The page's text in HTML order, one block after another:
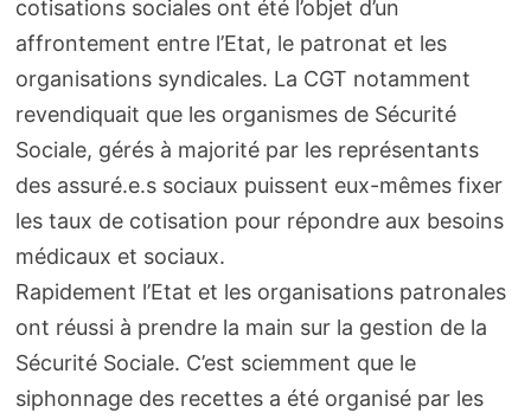
cotisations sociales ont été l’objet d’un
affrontement entre l’Etat, le patronat et les
organisations syndicales. La CGT notamment
revendiquait que les organismes de Sécurité
Sociale, gérés à majorité par les représentants
des assuré.e.s sociaux puissent eux-mêmes fixer
les taux de cotisation pour répondre aux besoins
médicaux et sociaux.
Rapidement l’Etat et les organisations patronales
ont réussi à prendre la main sur la gestion de la
Sécurité Sociale. C’est sciemment que le
siphonnage des recettes a été organisé par les